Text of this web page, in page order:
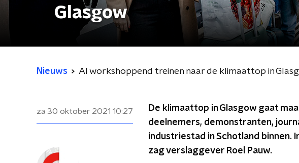
Glasgow
Nieuws Al workshoppend treinen naar de klimaattop in
za 30 oktober 2021 10:27
De klimaattop in Glasgow gaat
deelnemers, demonstranten,
industriestad in Schotland binnen.
zag verslaggever Roel Pauw.